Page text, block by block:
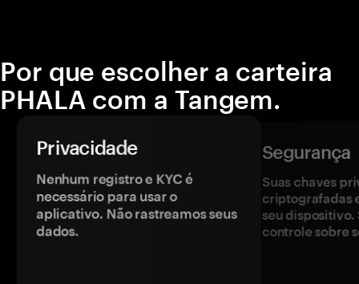
Por que escolher a carteira
PHALA com a Tangem.
Privacidade
Nenhum registro e KYC é
necessário para usar o
aplicativo. Não rastreamos seus
dados.
Segurança
Suas chaves
criptografadas
seu dispositivo.
controle sobre